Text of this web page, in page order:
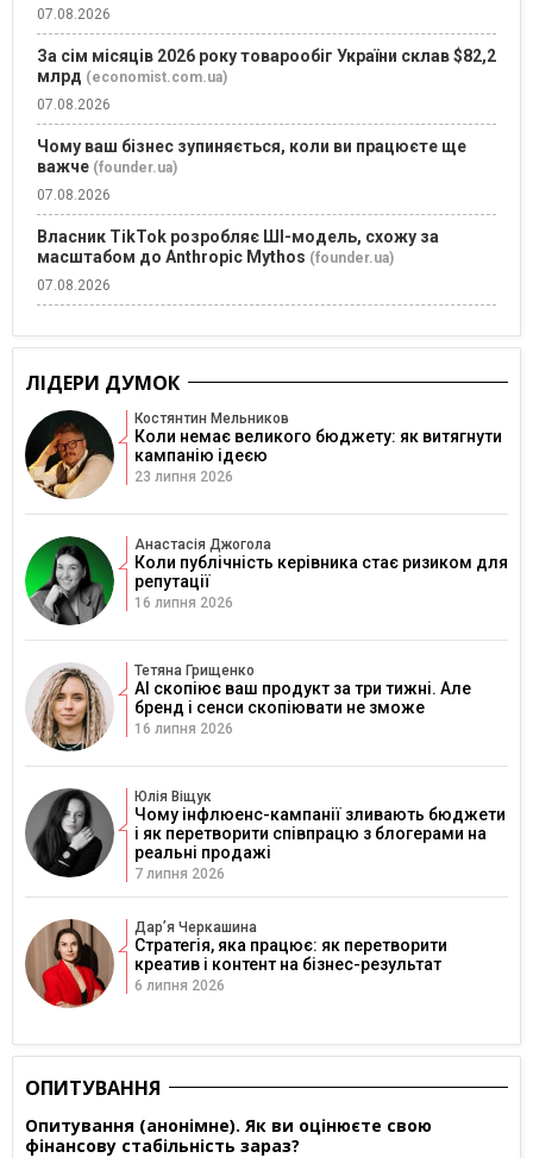
07.08.2026
За сім місяців 2026 року товарообіг України склав $82,2
млрд (economist.com.ua)
07.08.2026
Чому ваш бізнес зупиняється, коли ви працюєте ще
важче (founder.ua)
07.08.2026
Власник TikTok розробляє ШІ-модель, схожу за
масштабом до Anthropic Mythos (founder.ua)
07.08.2026
ЛІДЕРИ ДУМОК
Костянтин Мельников
Коли немає великого бюджету: як витягнути
кампанію ідеєю
23 липня 2026
Анастасія Джогола
Коли публічність керівника стає ризиком для
репутації
16 липня 2026
Тетяна Грищенко
AI скопіює ваш продукт за три тижні. Але
бренд і сенси скопіювати не зможе
16 липня 2026
Юлія Віщук
Чому інфлюенс-кампанії зливають бюджети
і як перетворити співпрацю з блогерами на
реальні продажі
7 липня 2026
Дарʼя Черкашина
Стратегія, яка працює: як перетворити
креатив і контент на бізнес-результат
6 липня 2026
ОПИТУВАННЯ
Опитування (анонімне). Як ви оцінюєте свою
фінансову стабільність зараз?